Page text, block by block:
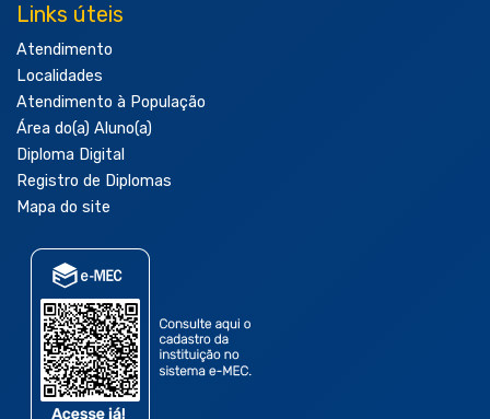
Links úteis
Atendimento
Localidades
Atendimento à População
Área do(a) Aluno(a)
Diploma Digital
Registro de Diplomas
Mapa do site